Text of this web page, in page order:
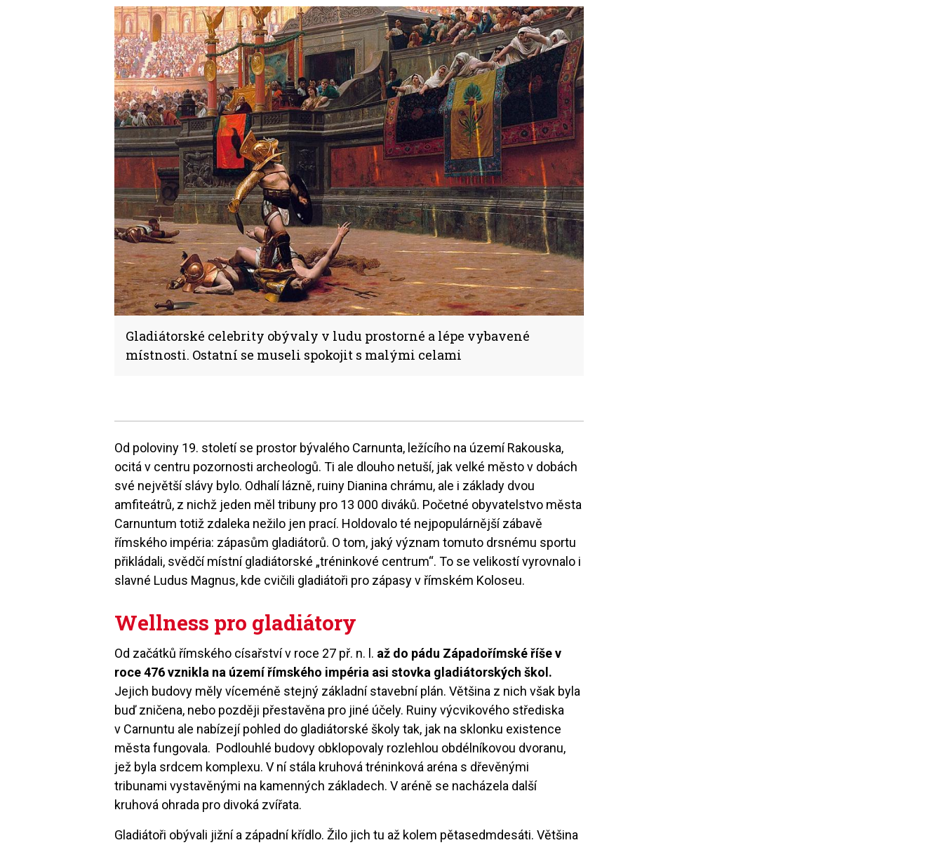
Gladiátorské celebrity obývaly v ludu prostorné a lépe vybavené
místnosti. Ostatní se museli spokojit s malými celami
Od poloviny 19. století se prostor bývalého Carnunta, ležícího na území Rakouska,
ocitá v centru pozornosti archeologů. Ti ale dlouho netuší, jak velké město v dobách
své největší slávy bylo. Odhalí lázně, ruiny Dianina chrámu, ale i základy dvou
amfiteátrů, z nichž jeden měl tribuny pro 13 000 diváků. Početné obyvatelstvo města
Carnuntum totiž zdaleka nežilo jen prací. Holdovalo té nejpopulárnější zábavě
římského impéria: zápasům gladiátorů. O tom, jaký význam tomuto drsnému sportu
přikládali, svědčí místní gladiátorské „tréninkové centrum“. To se velikostí vyrovnalo i
slavné Ludus Magnus, kde cvičili gladiátoři pro zápasy v římském Koloseu.
Wellness pro gladiátory
Od začátků římského císařství v roce 27 př. n. l. až do pádu Západořímské říše v
roce 476 vznikla na území římského impéria asi stovka gladiátorských škol.
Jejich budovy měly víceméně stejný základní stavební plán. Většina z nich však byla
buď zničena, nebo později přestavěna pro jiné účely. Ruiny výcvikového střediska
v Carnuntu ale nabízejí pohled do gladiátorské školy tak, jak na sklonku existence
města fungovala. Podlouhlé budovy obklopovaly rozlehlou obdélníkovou dvoranu,
jež byla srdcem komplexu. V ní stála kruhová tréninková aréna s dřevěnými
tribunami vystavěnými na kamenných základech. V aréně se nacházela další
kruhová ohrada pro divoká zvířata.
Gladiátoři obývali jižní a západní křídlo. Žilo jich tu až kolem pětasedmdesáti. Většina